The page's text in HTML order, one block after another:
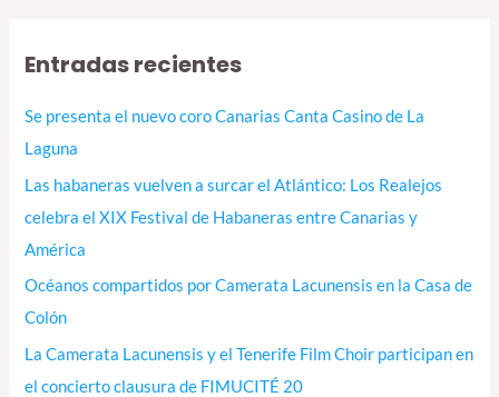
Entradas recientes
Se presenta el nuevo coro Canarias Canta Casino de La
Laguna
Las habaneras vuelven a surcar el Atlántico: Los Realejos
celebra el XIX Festival de Habaneras entre Canarias y
América
Océanos compartidos por Camerata Lacunensis en la Casa de
Colón
La Camerata Lacunensis y el Tenerife Film Choir participan en
el concierto clausura de FIMUCITÉ 20